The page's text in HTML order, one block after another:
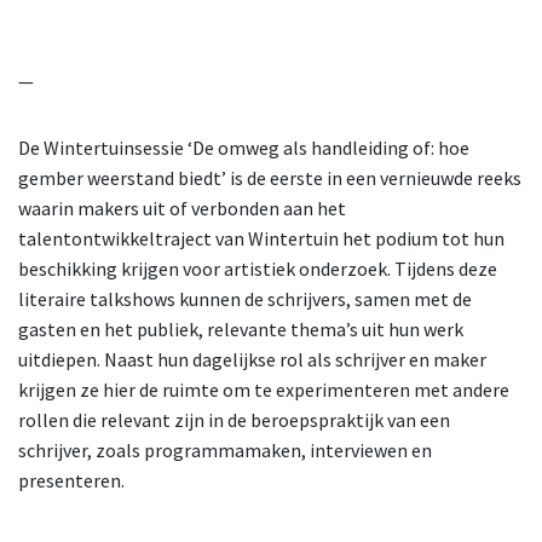
—
De Wintertuinsessie ‘De omweg als handleiding of: hoe
gember weerstand biedt’ is de eerste in een vernieuwde reeks
waarin makers uit of verbonden aan het
talentontwikkeltraject van Wintertuin het podium tot hun
beschikking krijgen voor artistiek onderzoek. Tijdens deze
literaire talkshows kunnen de schrijvers, samen met de
gasten en het publiek, relevante thema’s uit hun werk
uitdiepen. Naast hun dagelijkse rol als schrijver en maker
krijgen ze hier de ruimte om te experimenteren met andere
rollen die relevant zijn in de beroepspraktijk van een
schrijver, zoals programmamaken, interviewen en
presenteren.